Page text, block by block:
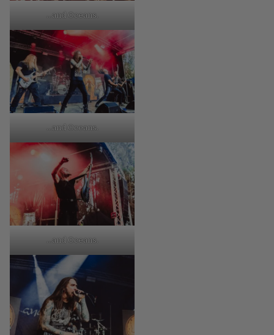
…and Oceans.
…and Oceans.
…and Oceans.